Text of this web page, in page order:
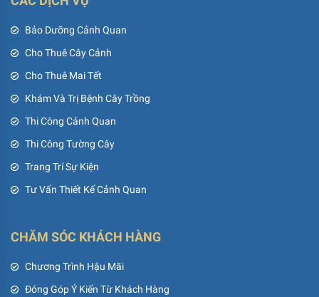
Bảo Dưỡng Cảnh Quan
Cho Thuê Cây Cảnh
Cho Thuê Mai Tết
Khám Và Trị Bệnh Cây Trồng
Thi Công Cảnh Quan
Thi Công Tường Cây
Trang Trí Sự Kiện
Tư Vấn Thiết Kế Cảnh Quan
CHĂM SÓC KHÁCH HÀNG
Chương Trình Hậu Mãi
Đóng Góp Ý Kiến Từ Khách Hàng